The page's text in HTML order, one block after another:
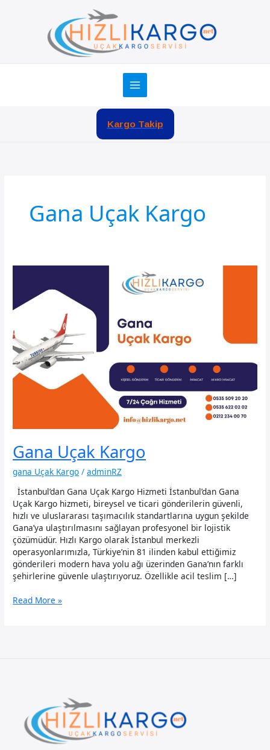
Kargo Takip
Gana Uçak Kargo
Gana Uçak Kargo
gana Uçak Kargo /adminRZ
İstanbul’dan Gana Uçak Kargo Hizmeti İstanbul’dan Gana
Uçak Kargo hizmeti, bireysel ve ticari gönderilerin güvenli,
hızlı ve uluslararası taşımacılık standartlarına uygun şekilde
Gana’ya ulaştırılmasını sağlayan profesyonel bir lojistik
çözümüdür. Hızlı Kargo olarak İstanbul merkezli
operasyonlarımızla, Türkiye’nin 81 ilinden kabul ettiğimiz
gönderileri modern hava yolu ağı üzerinden Gana’nın farklı
şehirlerine güvenle ulaştırıyoruz. Özellikle acil teslim […]
Gana
Read More »